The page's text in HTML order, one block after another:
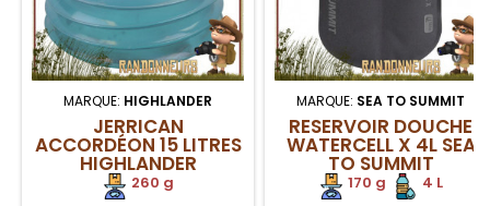
MARQUE: HIGHLANDER
JERRICAN
ACCORDÉON 15 LITRES
HIGHLANDER
260 g
MARQUE: SEA TO SUMMIT
RESERVOIR DOUCHE
WATERCELL X 4L SEA
TO SUMMIT
170 g
4 L